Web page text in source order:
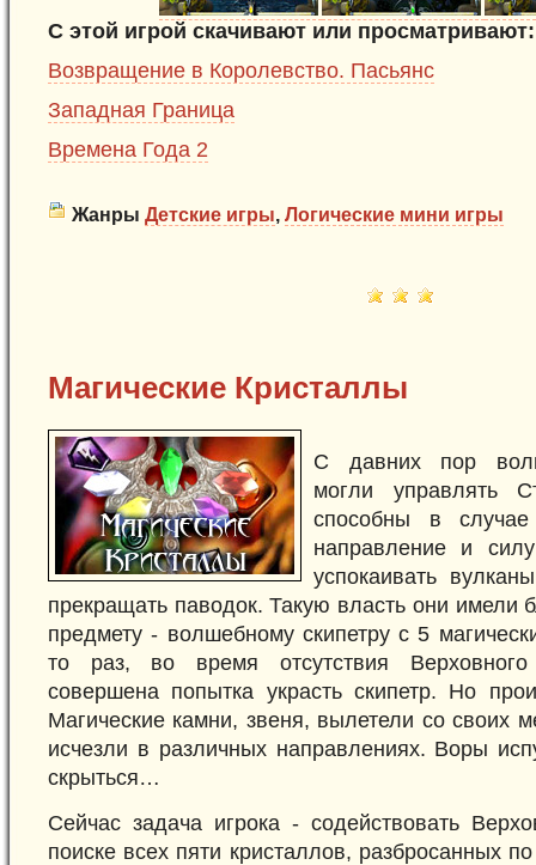
С этой игрой скачивают или просматривают:
Возвращение в Королевство. Пасьянс
Западная Граница
Времена Года 2
Жанры Детские игры, Логические мини игры
Магические Кристаллы
С давних пор
могли управлять
способны в случае
направление и
успокаивать
прекращать паводок. Такую власть они имели
предмету - волшебному скипетру с 5
то раз, во время отсутствия
совершена попытка украсть скипетр. Но
Магические камни, звеня, вылетели со своих
исчезли в различных направлениях. Воры
скрыться…
Сейчас задача игрока - содействовать
поиске всех пяти кристаллов, разбросанных